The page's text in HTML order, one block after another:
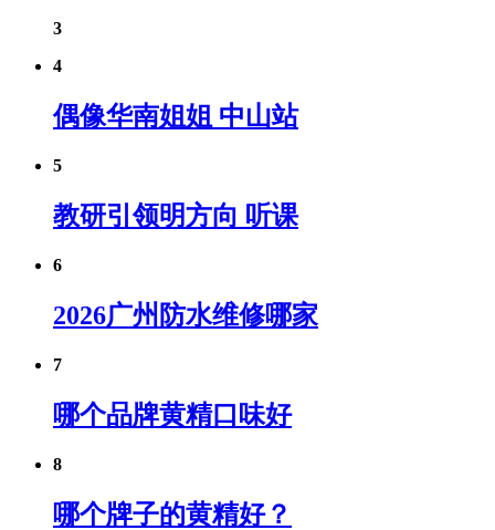
3
4
偶像华南姐姐 中山站
5
教研引领明方向 听课
6
2026广州防水维修哪家
7
哪个品牌黄精口味好
8
哪个牌子的黄精好？